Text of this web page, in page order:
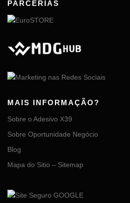
PARCERIAS
MAIS INFORMAÇÃO?
Sobre o Adesivo X39
Sobre Oportunidade Negócio
Blog
Mapa do Sitio – Sitemap